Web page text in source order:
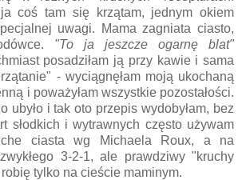
coś tam się krzątam, jednym okiem
uwagi. Mama zagniata ciasto,
"To ja jeszcze ogarnę blat"
posadziłam ją przy kawie i sama
- wyciągnęłam moją ukochaną
i poważyłam wszystkie pozostałości.
ubyło i tak oto przepis wydobyłam, bez
słodkich i wytrawnych często używam
ciasta wg Michaela Roux, a na
3-2-1, ale prawdziwy "kruchy
tylko na cieście maminym.